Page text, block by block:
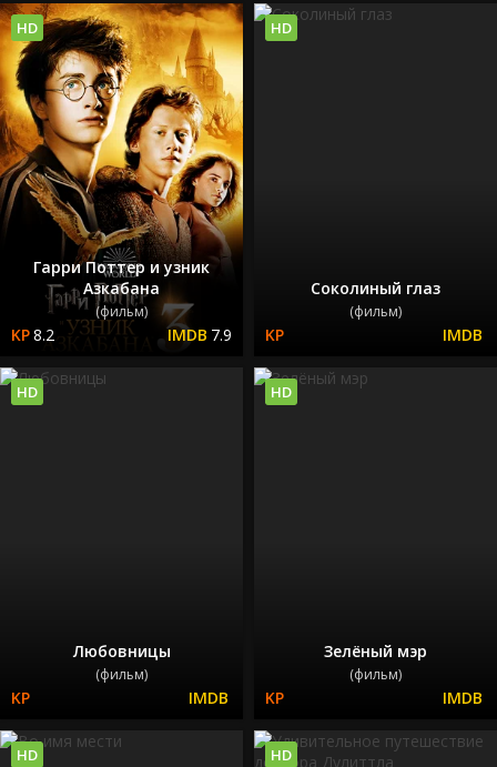
Гарри Поттер и узник
Азкабана
(фильм)
8.2 7.9
HD
Соколиный глаз
(фильм)
HD
Любовницы
(фильм)
HD
Зелёный мэр
(фильм)
HD
HD HD